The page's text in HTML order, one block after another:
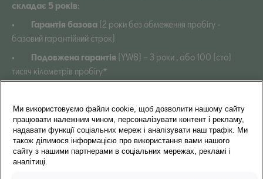
складає 5 років:
• Гарантія базова (2 роки без обмеження пробігу -
базовий гарантійний строк)
• Подовжена гарантія (YW8) – 3 роки , або 100 (сто)
тисяч кілометрів пробігу*
безкоштовного усунення несправностей автомобіля після
закінчення базового гарантійного строку. Програми
«Подовженої гарантії» передбачають заміну запасних частин
та виконання робіт з усунення недоліків, що виникли після
закінчення базового гарантійного строку.
Ми використовуємо файли cookie, щоб дозволити нашому сайту
працювати належним чином, персоналізувати контент і рекламу,
надавати функції соціальних мереж і аналізувати наш трафік. Ми
також ділимося інформацією про використання вами нашого
сайту з нашими партнерами в соціальних мережах, рекламі і
аналітиці.